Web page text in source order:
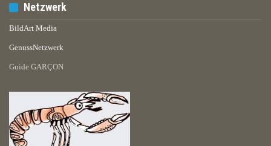
Netzwerk
BildArt Media
GenussNetzwerk
Guide GARÇON